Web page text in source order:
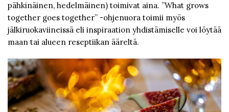
pähkinäinen, hedelmäinen) toimivat aina. ”What grows
together goes together” -ohjenuora toimii myös
jälkiruokaviineissä eli inspiraation yhdistämiselle voi löytää
maan tai alueen reseptiikan ääreltä.